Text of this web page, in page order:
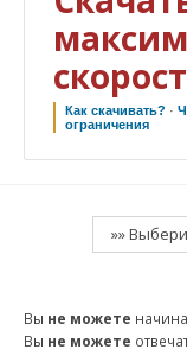
Как скачивать? ·
ограничения
Вы не можете
Вы не можете